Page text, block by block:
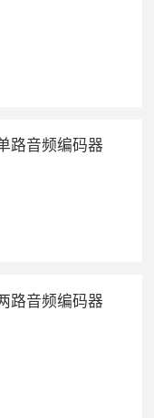
路音频编码器
路音频编码器